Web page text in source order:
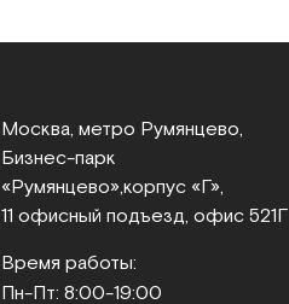
Москва, метро Румянцево,
Бизнес‑парк
«Румянцево», корпус «Г»,
11 офисный подъезд, офис 521Г
Время работы:
Пн-Пт: 8:00-19:00